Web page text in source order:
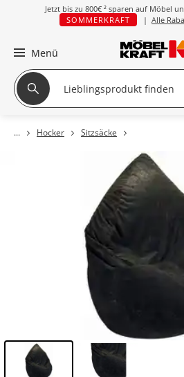
Jetzt bis zu 800€ ² sparen auf Möbel
SOMMERKRAFT
| Alle
Menü
Hocker Sitzsäcke